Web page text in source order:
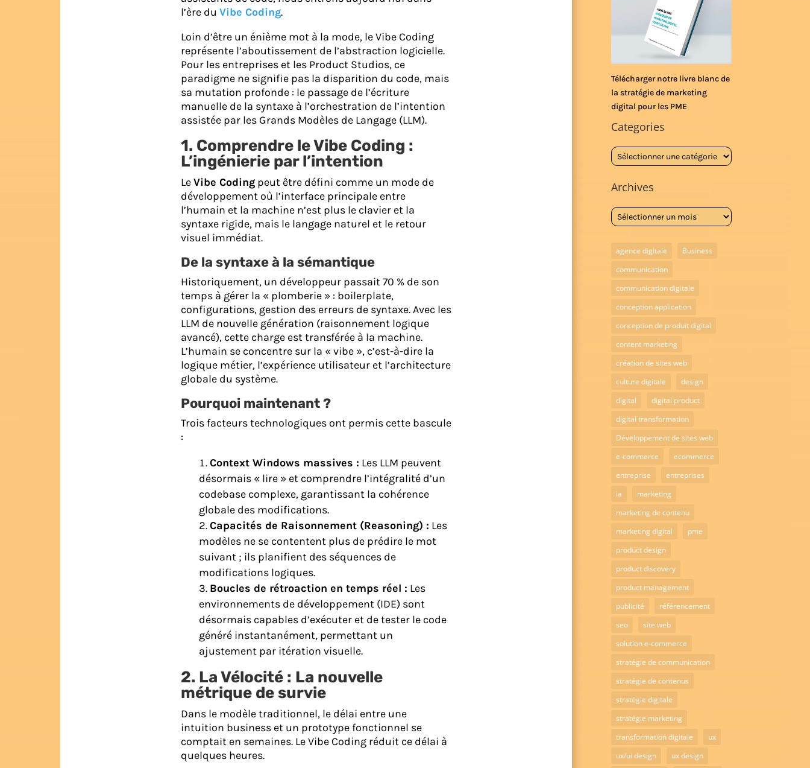
l’ère du Vibe Coding.
Loin d’être un énième mot à la mode, le Vibe Coding
représente l’aboutissement de l’abstraction logicielle.
Pour les entreprises et les Product Studios, ce
paradigme ne signifie pas la disparition du code, mais
sa mutation profonde : le passage de l’écriture
manuelle de la syntaxe à l’orchestration de l’intention
assistée par les Grands Modèles de Langage (LLM).
1. Comprendre le Vibe Coding :
L’ingénierie par l’intention
LeVibe Coding peut être défini comme un mode de
développement où l’interface principale entre
l’humain et la machine n’est plus le clavier et la
syntaxe rigide, mais le langage naturel et le retour
visuel immédiat.
De la syntaxe à la sémantique
Historiquement, un développeur passait 70 % de son
temps à gérer la « plomberie » : boilerplate,
configurations, gestion des erreurs de syntaxe. Avec les
LLM de nouvelle génération (raisonnement logique
avancé), cette charge est transférée à la machine.
L’humain se concentre sur la « vibe », c’est-à-dire la
logique métier, l’expérience utilisateur et l’architecture
globale du système.
Pourquoi maintenant ?
Trois facteurs technologiques ont permis cette bascule
:
Context Windows massives : Les LLM peuvent
désormais « lire » et comprendre l’intégralité d’un
codebase complexe, garantissant la cohérence
globale des modifications.
Capacités de Raisonnement (Reasoning) : Les
modèles ne se contentent plus de prédire le mot
suivant ; ils planifient des séquences de
modifications logiques.
Boucles de rétroaction en temps réel : Les
environnements de développement (IDE) sont
désormais capables d’exécuter et de tester le code
généré instantanément, permettant un
ajustement par itération visuelle.
2. La Vélocité : La nouvelle
métrique de survie
Dans le modèle traditionnel, le délai entre une
intuition business et un prototype fonctionnel se
comptait en semaines. Le Vibe Coding réduit ce délai à
quelques heures.
Télécharger notre livre blanc de
la stratégie de marketing
digital pour les PME
Categories
Categories
Archives
Archives
agence digitale
Business
communication
communication digitale
conception application
conception de produit digital
content marketing
création de sites web
culture digitale
design
digital
digital product
digital transformation
Développement de sites web
e-commerce
ecommerce
entreprise
entreprises
ia
marketing
marketing de contenu
marketing digital
pme
product design
product discovery
product management
publicité
référencement
seo
site web
solution e-commerce
stratégie de communication
stratégie de contenus
stratégie digitale
stratégie marketing
transformation digitale
ux
ux/ui design
ux design